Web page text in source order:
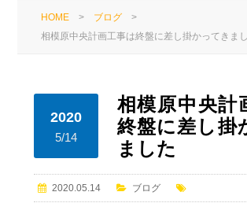
HOME > ブログ >
相模原中央計画工事は終盤に差し掛かってきま
2020
5/14
相模原中央計
終盤に差し掛
ました
2020.05.14 ブログ